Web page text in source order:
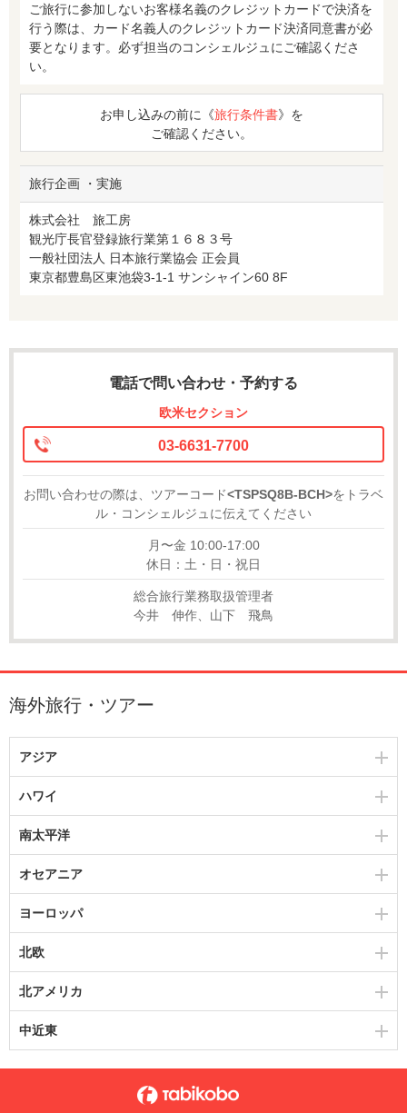
ご旅行に参加しないお客様名義のクレジットカードで決済を
行う際は、カード名義人のクレジットカード決済同意書が必
要となります。必ず担当のコンシェルジュにご確認くださ
い。
お申し込みの前に《旅行条件書》を
ご確認ください。
旅行企画 ・実施
株式会社 旅工房
観光庁長官登録旅行業第１６８３号
一般社団法人 日本旅行業協会 正会員
東京都豊島区東池袋3-1-1 サンシャイン60 8F
電話で問い合わせ・予約する
欧米セクション
03-6631-7700
お問い合わせの際は、ツアーコード<TSPSQ8B-BCH>をトラベ
ル・コンシェルジュに伝えてください
月〜金 10:00-17:00
休日：土・日・祝日
総合旅行業務取扱管理者
今井 伸作、山下 飛鳥
海外旅行・ツアー
アジア
ハワイ
南太平洋
オセアニア
ヨーロッパ
北欧
北アメリカ
中近東